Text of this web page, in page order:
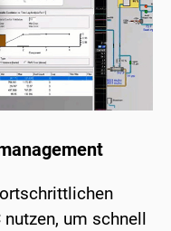
um schnell